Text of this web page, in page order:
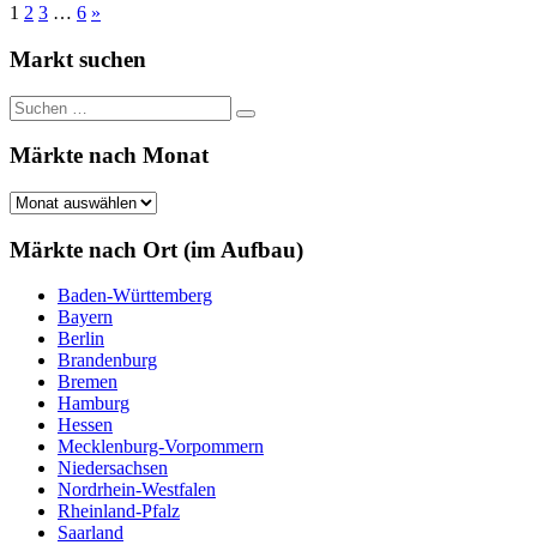
Seitennummerierung
der
1 2 3 … 6 Nächste
»
Markt suchen
Suchen
nach:
Suchen
Märkte nach Monat
Märkte
Monat
Märkte nach Ort (im Aufbau)
Baden-Württemberg
Bayern
Berlin
Brandenburg
Bremen
Hamburg
Hessen
Mecklenburg-Vorpommern
Niedersachsen
Nordrhein-Westfalen
Rheinland-Pfalz
Saarland